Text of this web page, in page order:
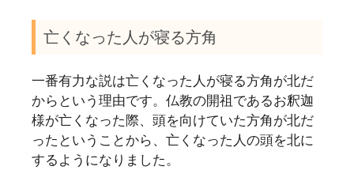
亡くなった人が寝る方角
一番有力な説は亡くなった人が寝る方角が北だ
からという理由です。仏教の開祖であるお釈迦
様が亡くなった際、頭を向けていた方角が北だ
ったということから、亡くなった人の頭を北に
するようになりました。